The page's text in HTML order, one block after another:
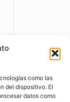
como las
del dispositivo. El
datos como